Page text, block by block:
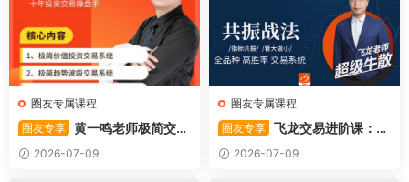
圈友专属课程
圈友专享 黄一鸣老师极简交易
系统2026-07-09
圈友专属课程
圈友专享 飞龙交易进阶课：共
振战法
2026-07-09